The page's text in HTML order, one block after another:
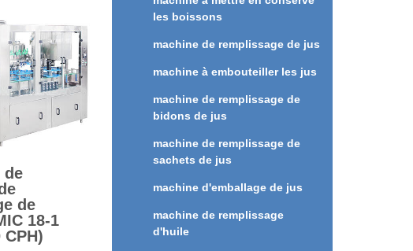
les boissons
machine de remplissage de jus
machine à embouteiller les jus
machine de remplissage de
bidons de jus
machine de remplissage de
sachets de jus
machine d'emballage de jus
machine de remplissage
d'huile
aux
et
en vigueur.
opérations à
de
de
18-1
CPH)